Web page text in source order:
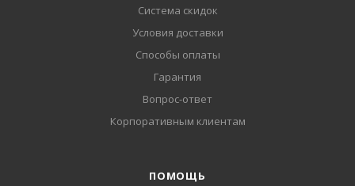
Система скидок
Условия доставки
Способы оплаты
Гарантия
Вопрос-ответ
Корпоративным клиентам
ПОМОЩЬ